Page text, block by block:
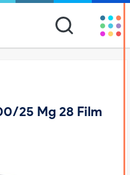
25 Mg 28 Film